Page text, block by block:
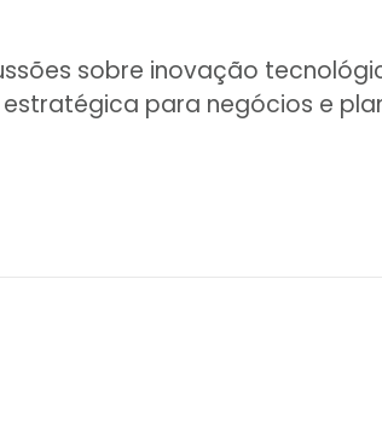
sobre inovação
para negócios e